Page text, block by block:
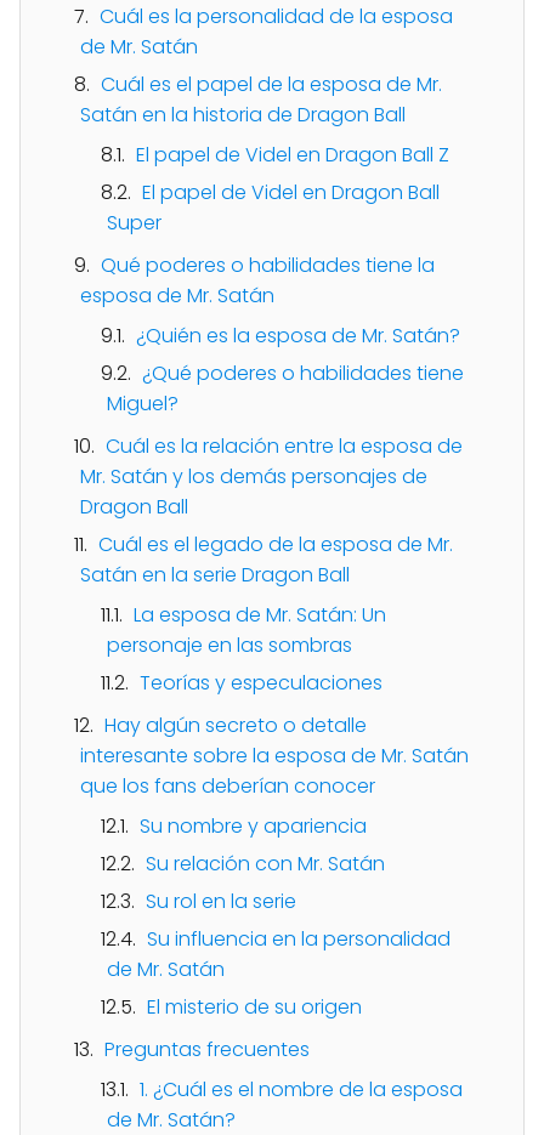
Cuál es la personalidad de la esposa
de Mr. Satán
Cuál es el papel de la esposa de Mr.
Satán en la historia de Dragon Ball
El papel de Videl en Dragon Ball Z
El papel de Videl en Dragon Ball
Super
Qué poderes o habilidades tiene la
esposa de Mr. Satán
¿Quién es la esposa de Mr. Satán?
¿Qué poderes o habilidades tiene
Miguel?
Cuál es la relación entre la esposa de
Mr. Satán y los demás personajes de
Dragon Ball
Cuál es el legado de la esposa de Mr.
Satán en la serie Dragon Ball
La esposa de Mr. Satán: Un
personaje en las sombras
Teorías y especulaciones
Hay algún secreto o detalle
interesante sobre la esposa de Mr. Satán
que los fans deberían conocer
Su nombre y apariencia
Su relación con Mr. Satán
Su rol en la serie
Su influencia en la personalidad
de Mr. Satán
El misterio de su origen
Preguntas frecuentes
1. ¿Cuál es el nombre de la esposa
de Mr. Satán?